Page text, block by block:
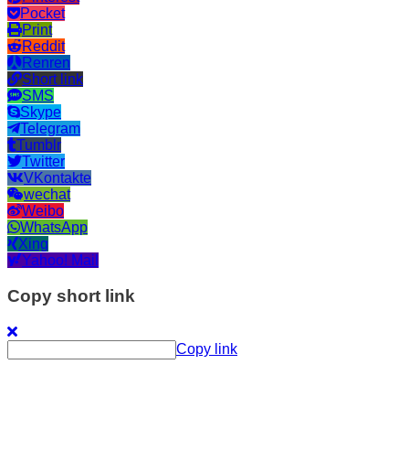
Pocket
Print
Reddit
Renren
Short link
SMS
Skype
Telegram
Tumblr
Twitter
VKontakte
wechat
Weibo
WhatsApp
Xing
Yahoo! Mail
Copy short link
Copy link